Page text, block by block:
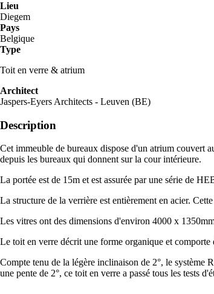
info
Lieu
Diegem
Pays
Belgique
Type
Toit en verre & atrium
Architect
Jaspers-Eyers Architects - Leuven (BE)
Description
Cet immeuble de bureaux dispose d'un atrium couvert
depuis les bureaux qui donnent sur la cour intérieure.
La portée est de 15m et est assurée par une série de
La structure de la verrière est entièrement en acier.
Les vitres ont des dimensions d'environ 4000 x
Le toit en verre décrit une forme organique et
Compte tenu de la légère inclinaison de 2°, le système
une pente de 2°, ce toit en verre a passé tous les tests